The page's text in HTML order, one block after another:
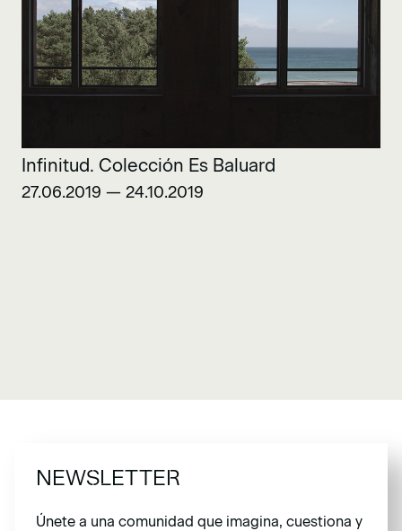
Infinitud. Colección Es Baluard
27.06.2019 — 24.10.2019
NEWSLETTER
Únete a una comunidad que imagina, cuestiona y